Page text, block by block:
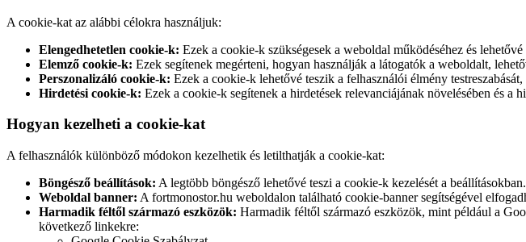
A cookie-kat az alábbi célokra használjuk:
Elengedhetetlen cookie-k: Ezek a cookie-k szükségesek a weboldal működéséhez és
Elemző cookie-k: Ezek segítenek megérteni, hogyan használják a látogatók a weboldalt,
Perszonalizáló cookie-k: Ezek a cookie-k lehetővé teszik a felhasználói élmény
Hirdetési cookie-k: Ezek a cookie-k segítenek a hirdetések relevanciájának növelésében és a
Hogyan kezelheti a cookie-kat
A felhasználók különböző módokon kezelhetik és letilthatják a cookie-kat:
Böngésző beállítások: A legtöbb böngésző lehetővé teszi a cookie-k kezelését a
Weboldal banner: A fortmonostor.hu weboldalon található cookie-banner segítségével
Harmadik féltől származó eszközök: Harmadik féltől származó eszközök, mint például a
következő linkekre: